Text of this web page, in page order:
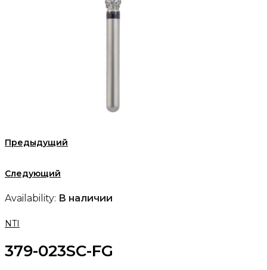
Предыдущий
Следующий
Availability: В наличии
NTI
379-023SC-FG